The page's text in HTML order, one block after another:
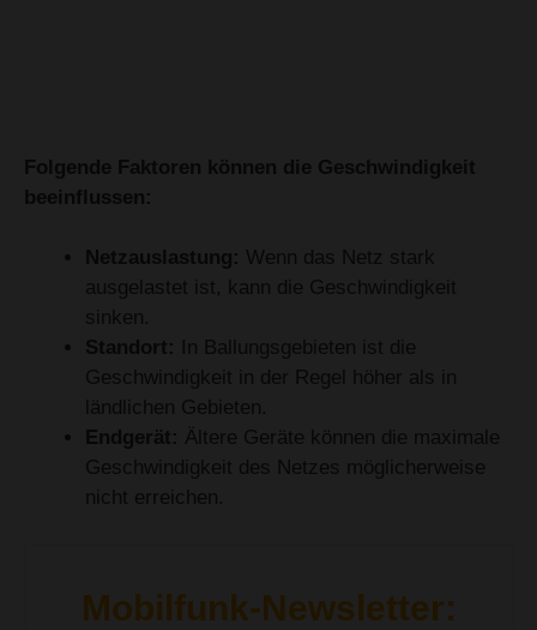
Folgende Faktoren können die Geschwindigkeit
beeinflussen:
Netzauslastung: Wenn das Netz stark
ausgelastet ist, kann die Geschwindigkeit
sinken.
Standort:
In Ballungsgebieten ist die
Geschwindigkeit in der Regel höher als in
ländlichen Gebieten.
Endgerät: Ältere Geräte können die maximale
Geschwindigkeit des Netzes möglicherweise
nicht erreichen.
Mobilfunk-Newsletter: